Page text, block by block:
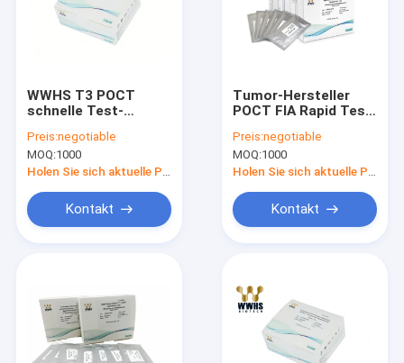
Über uns
WWHS T3 POCT
schnelle Test-
FIA und des
kolloidalen Goldes
Preis:negotiable
MOQ:1000
Holen Sie sich aktuelle Preis
Kontakt
Tumor-Hersteller
POCT FIA Rapid Test
Genauigkeits-AFP
Preis:negotiable
MOQ:1000
Holen Sie sich aktuelle Preis
Kontakt